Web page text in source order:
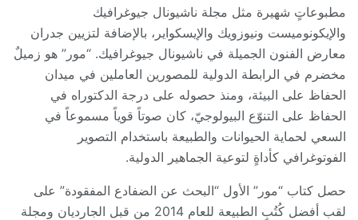
مطبوعاتٍ شهيرة مثل مجلة ناشيونال جيوغرافيك
والإيكونوميست ونيوزويك والإيسكواير، بالإضافة لتزيين جدران
معارض الفنون الجميلة في ناشيونال جيوغرافيك. “مور” هو زميلٌ
مخضرم في الرابطة الدولية للمصورين العاملين في ميدان
الحفاظ على البيئة، ومنذ حصوله على درجة الدكتوراه في
الحفاظ على التنوّع البيولوجيّ، كان صوتاً قوياً مسموعاً في
السعي لحماية الحيوانات والطبيعة باستخدام التصوير
الفوتوغرافي كأداةٍ لتوعية الجماهير الدولية.
حصل كتاب “مور” الأول “البحث عن الضفادع المفقودة” على
لقب أفضل كُتُبِ الطبيعة للعام 2014 من قبل الجارديان ومجلة